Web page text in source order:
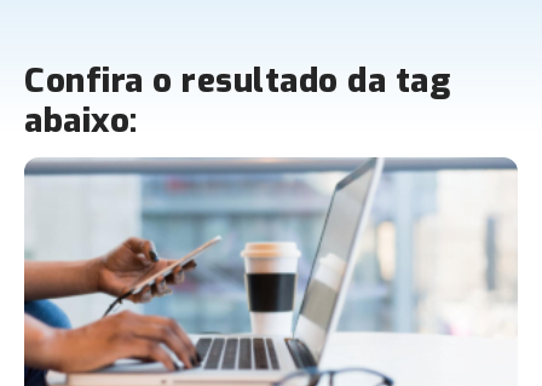
Confira o resultado da tag
abaixo: